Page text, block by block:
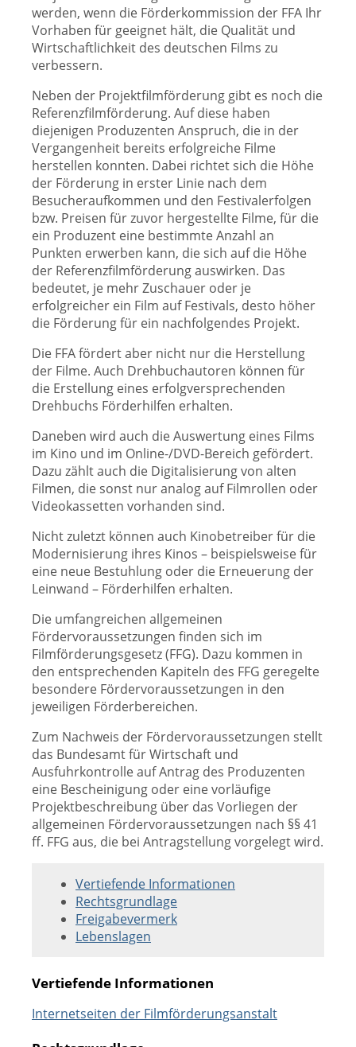
werden, wenn die Förderkommission der FFA Ihr
Vorhaben für geeignet hält, die Qualität und
Wirtschaftlichkeit des deutschen Films zu
verbessern.
Neben der Projektfilmförderung gibt es noch die
Referenzfilmförderung. Auf diese haben
diejenigen Produzenten Anspruch, die in der
Vergangenheit bereits erfolgreiche Filme
herstellen konnten. Dabei richtet sich die Höhe
der Förderung in erster Linie nach dem
Besucheraufkommen und den Festivalerfolgen
bzw. Preisen für zuvor hergestellte Filme, für die
ein Produzent eine bestimmte Anzahl an
Punkten erwerben kann, die sich auf die Höhe
der Referenzfilmförderung auswirken. Das
bedeutet, je mehr Zuschauer oder je
erfolgreicher ein Film auf Festivals, desto höher
die Förderung für ein nachfolgendes Projekt.
Die FFA fördert aber nicht nur die Herstellung
der Filme. Auch Drehbuchautoren können für
die Erstellung eines erfolgversprechenden
Drehbuchs Förderhilfen erhalten.
Daneben wird auch die Auswertung eines Films
im Kino und im Online-/DVD-Bereich gefördert.
Dazu zählt auch die Digitalisierung von alten
Filmen, die sonst nur analog auf Filmrollen oder
Videokassetten vorhanden sind.
Nicht zuletzt können auch Kinobetreiber für die
Modernisierung ihres Kinos – beispielsweise für
eine neue Bestuhlung oder die Erneuerung der
Leinwand – Förderhilfen erhalten.
Die umfangreichen allgemeinen
Fördervoraussetzungen finden sich im
Filmförderungsgesetz (FFG). Dazu kommen in
den entsprechenden Kapiteln des FFG geregelte
besondere Fördervoraussetzungen in den
jeweiligen Förderbereichen.
Zum Nachweis der Fördervoraussetzungen stellt
das Bundesamt für Wirtschaft und
Ausfuhrkontrolle auf Antrag des Produzenten
eine Bescheinigung oder eine vorläufige
Projektbeschreibung über das Vorliegen der
allgemeinen Fördervoraussetzungen nach §§ 41
ff. FFG aus, die bei Antragstellung vorgelegt wird.
Vertiefende Informationen
Rechtsgrundlage
Freigabevermerk
Lebenslagen
Vertiefende Informationen
Internetseiten der Filmförderungsanstalt